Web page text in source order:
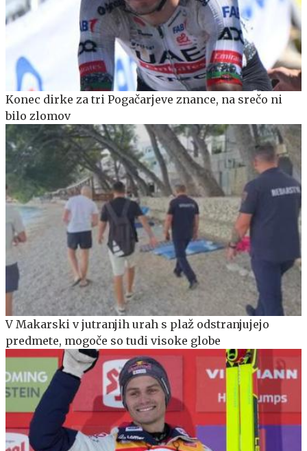
Konec dirke za tri Pogačarjeve znance, na srečo ni
bilo zlomov
V Makarski v jutranjih urah s plaž odstranjujejo
predmete, mogoče so tudi visoke globe